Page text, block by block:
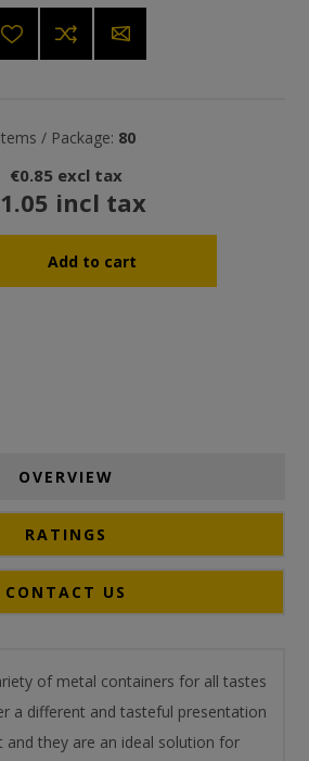
Items / Package: 80
€0.85 excl tax
incl tax
OVERVIEW
RATINGS
CONTACT US
of metal containers for all tastes
a different and tasteful presentation
and they are an ideal solution for